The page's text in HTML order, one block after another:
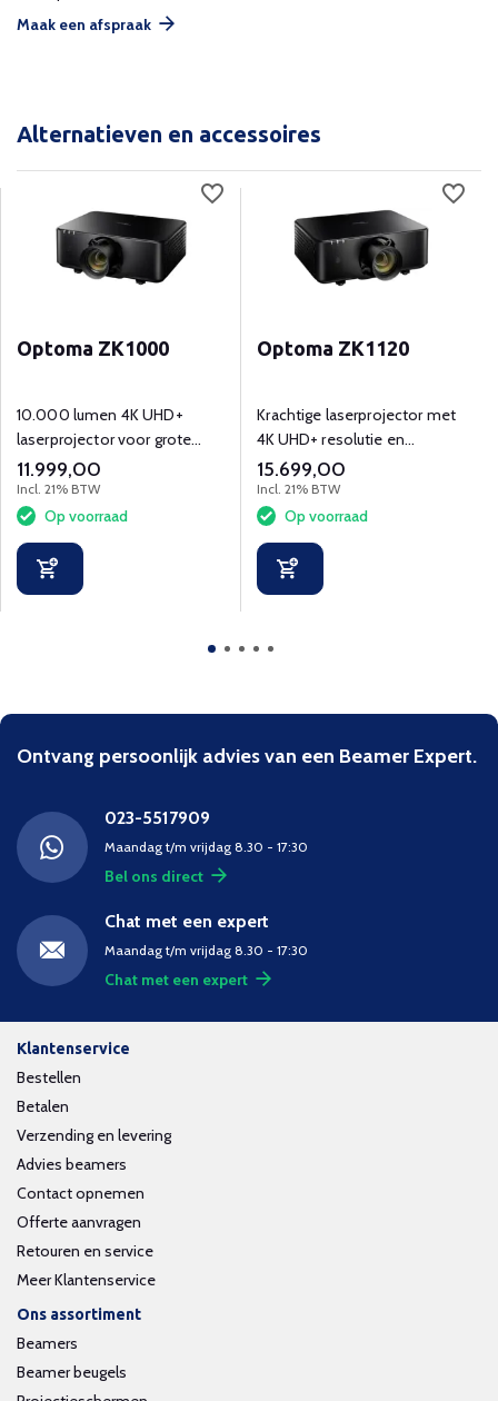
Maak een afspraak
Alternatieven en accessoires
Optoma ZK1000
10.000 lumen 4K UHD+
laserprojector voor grote
professionele ruimtes
11.999,00
Incl. 21% BTW
Op voorraad
Optoma ZK1120
Krachtige laserprojector met
4K UHD+ resolutie en
flexibele installatieopties
voor professionele ruimtes.
15.699,00
Incl. 21% BTW
Op voorraad
Ontvang persoonlijk advies van een Beamer Expert.
023-5517909
Maandag t/m vrijdag 8.30 - 17:30
Bel ons direct
Chat met een expert
Maandag t/m vrijdag 8.30 - 17:30
Chat met een expert
Klantenservice
Bestellen
Betalen
Verzending en levering
Advies beamers
Contact opnemen
Offerte aanvragen
Retouren en service
Meer Klantenservice
Ons assortiment
Beamers
Beamer beugels